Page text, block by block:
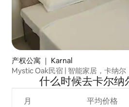
产权公寓 ｜ Karnal
Mystic Oak民宿 | 智能家居，卡纳尔
什么时候去卡尔纳
月 平均价格